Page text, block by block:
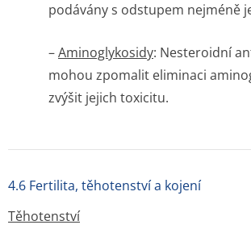
podávány s odstupem nejméně
–Aminoglykosidy: Nesteroidní
mohou zpomalit eliminaci
zvýšit jejich toxicitu.
4.6 Fertilita, těhotenství a kojení
Těhotenství